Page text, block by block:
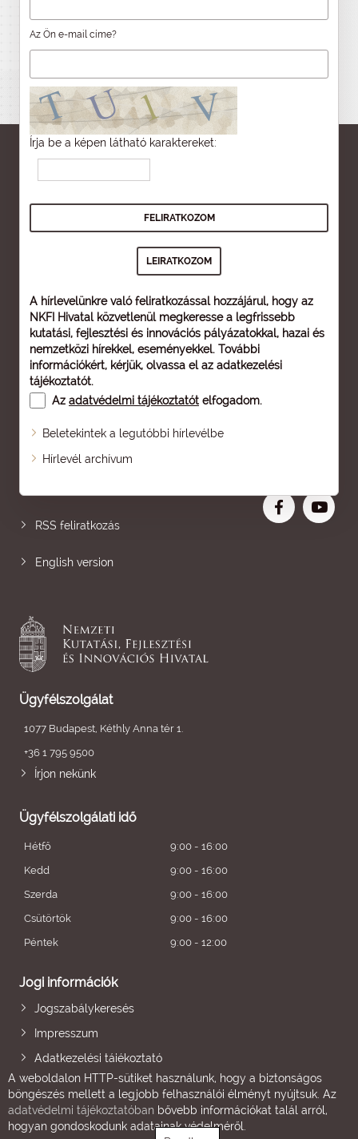
Az Ön e-mail címe?
Írja be a képen látható karaktereket:
A hírlevelünkre való feliratkozással hozzájárul, hogy az
NKFI Hivatal közvetlenül megkeresse a legfrissebb
kutatási, fejlesztési és innovációs pályázatokkal, hazai és
nemzetközi hírekkel, eseményekkel. További
információkért, kérjük, olvassa el az adatkezelési
tájékoztatót.
Az adatvédelmi tájékoztatót elfogadom.
Beletekintek a legutóbbi hírlevélbe
Hírlevél archívum
Oldaltérkép
RSS feliratkozás
English version
Ügyfélszolgálat
1077 Budapest, Kéthly Anna tér 1.
+36 1 795 9500
Írjon nekünk
Ügyfélszolgálati idő
Hétfő
9:00 - 16:00
Kedd
9:00 - 16:00
Szerda
9:00 - 16:00
Csütörtök
9:00 - 16:00
Péntek
9:00 - 12:00
Jogi információk
Jogszabálykeresés
Impresszum
Adatkezelési tájékoztató
A weboldalon HTTP-sütiket használunk, hogy a biztonságos
böngészés mellett a legjobb felhasználói élményt nyújtsuk. Az
adatvédelmi tájékoztatóban bővebb információkat talál arról,
hogyan gondoskodunk adatainak védelméről.